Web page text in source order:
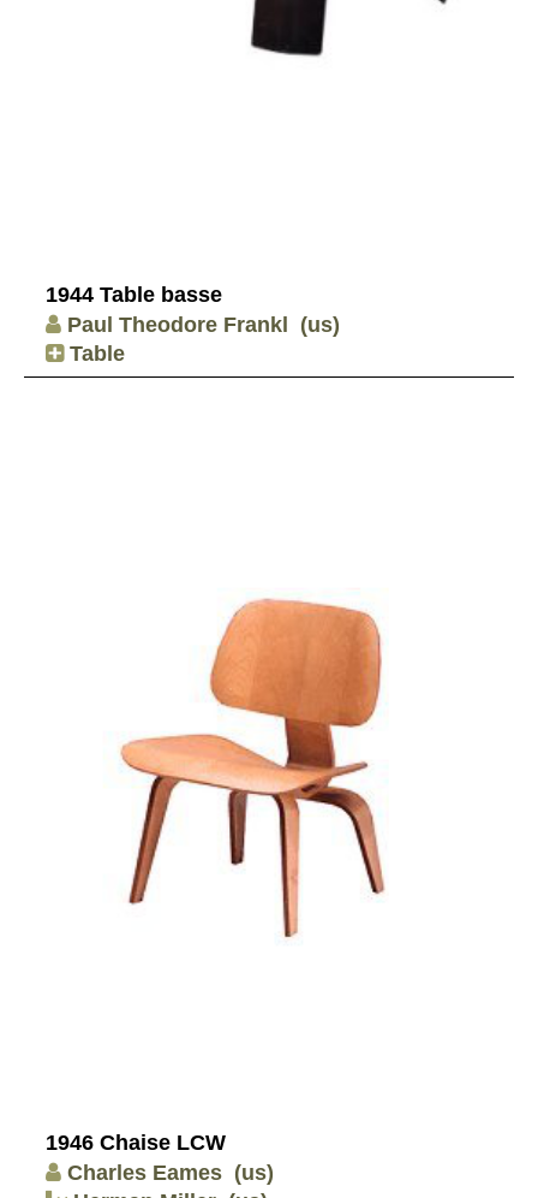
1944 Table basse
Paul Theodore Frankl (us)
Table
1946 Chaise LCW
Charles Eames (us)